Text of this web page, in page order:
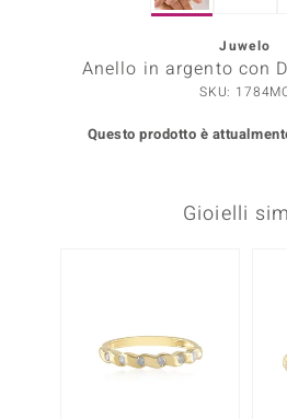
Juwelo
Anello in argento con
SKU:
Questo prodotto è
Gioielli